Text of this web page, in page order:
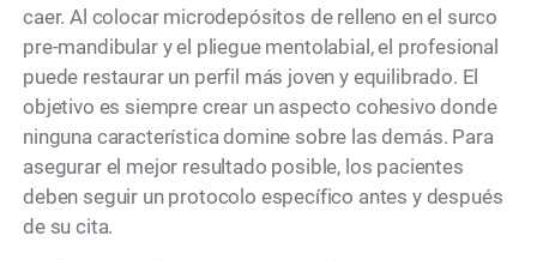
caer. Al colocar microdepósitos de relleno en el surco
pre-mandibular y el pliegue mentolabial, el profesional
puede restaurar un perfil más joven y equilibrado. El
objetivo es siempre crear un aspecto cohesivo donde
ninguna característica domine sobre las demás. Para
asegurar el mejor resultado posible, los pacientes
deben seguir un protocolo específico antes y después
de su cita.